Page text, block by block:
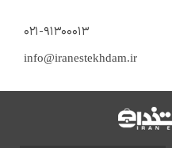
۰۲۱-۹۱۳۰۰۰۱۳
info@iranestekhdam.ir